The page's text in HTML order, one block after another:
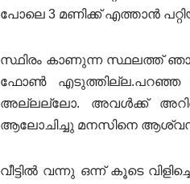
പോലെ 3 മണിക്ക് എത്താൻ
സ്ഥിരം കാണുന്ന സ്ഥലത്ത്
ഫോൺ എടുത്തില്ല.പറഞ്ഞ
അല്ലല്ലോ. അവൾക്ക്
ആലോചിച്ചു മനസിനെ
വീട്ടിൽ വന്നു ഒന്ന് കൂടെ